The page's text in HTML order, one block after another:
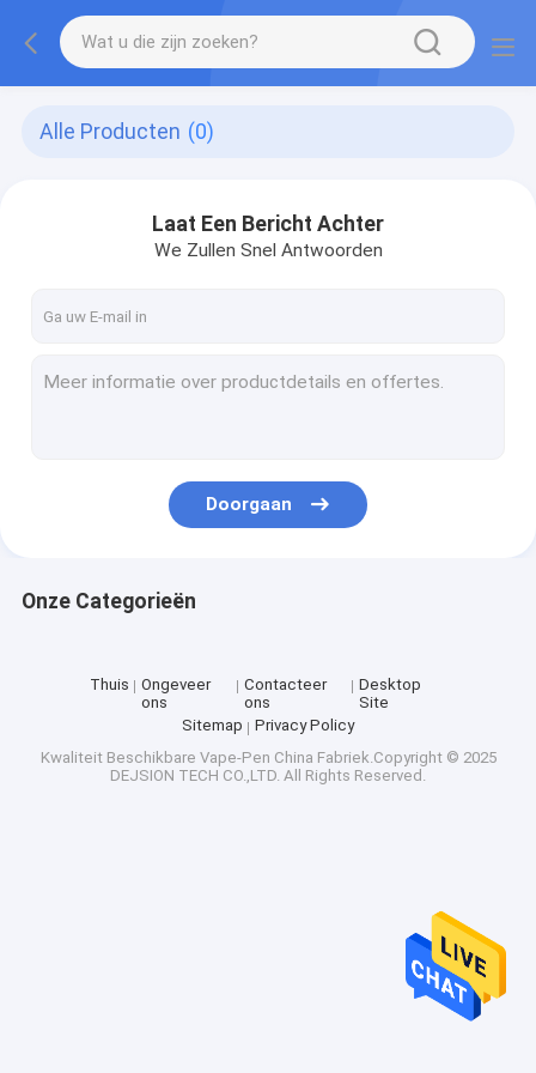
Alle Producten (0)
Laat Een Bericht Achter
We Zullen Snel Antwoorden
Doorgaan
Onze Categorieën
Thuis
Ongeveer
ons
Contacteer
ons
Desktop
Site
Sitemap
Privacy Policy
Kwaliteit Beschikbare Vape-Pen China Fabriek.Copyright © 2025
DEJSION TECH CO.,LTD. All Rights Reserved.